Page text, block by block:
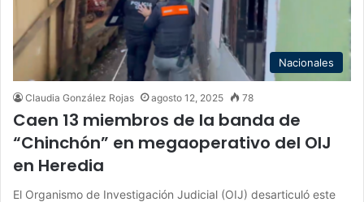
Nacionales
Claudia González Rojas agosto 12, 2025 78
Caen 13 miembros de la banda de
“Chinchón” en megaoperativo del OIJ
en Heredia
El Organismo de Investigación Judicial (OIJ) desarticuló este